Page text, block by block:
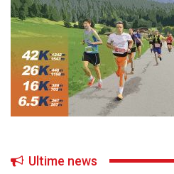
Ultime news